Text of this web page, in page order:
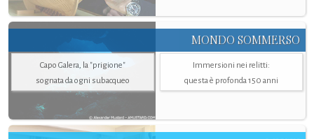
MONDO SOMMERSO
Capo Galera, la "prigione"
sognata da ogni subacqueo
Immersioni nei relitti:
questa è profonda 150 anni